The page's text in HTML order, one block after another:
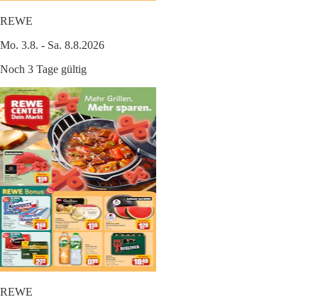
REWE
Mo. 3.8. - Sa. 8.8.2026
Noch 3 Tage gültig
REWE